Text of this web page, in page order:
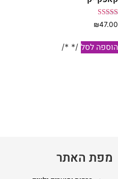
₪
לסל /* */
מפת האתר